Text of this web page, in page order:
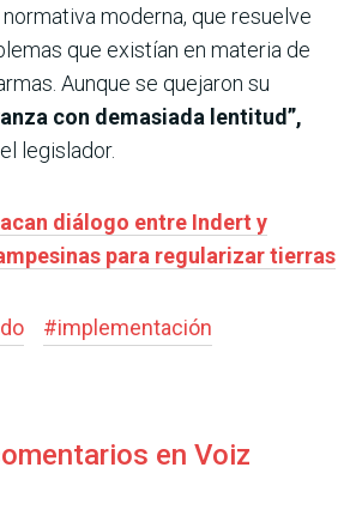
moderna, que resuelve
que existían en materia de
Aunque se quejaron su
con demasiada lentitud”,
legislador.
diálogo entre Indert y
para regularizar tierras
#implementación
en Voiz